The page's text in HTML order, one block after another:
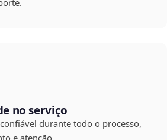
no serviço
durante todo o processo,